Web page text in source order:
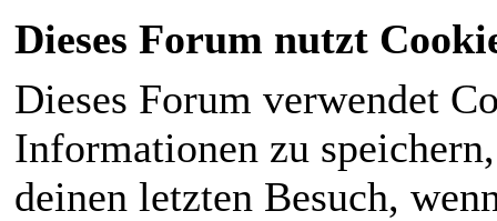
Dieses Forum nutzt
Dieses Forum verwendet
Informationen zu
deinen letzten Besuch,